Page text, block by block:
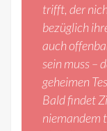
trifft, der
bezüglich
auch
sein muss –
geheimen
Bald findet
niemandem